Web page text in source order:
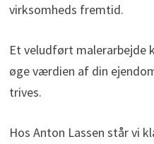
virksomheds fremtid.
Et veludført malerarbejde
øge værdien af din
trives.
Hos Anton Lassen står vi